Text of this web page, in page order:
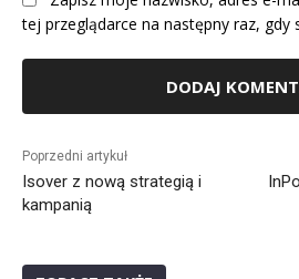
tej przeglądarce na następny raz, gdy
Poprzedni artykuł
Isover z nową strategią i
kampanią